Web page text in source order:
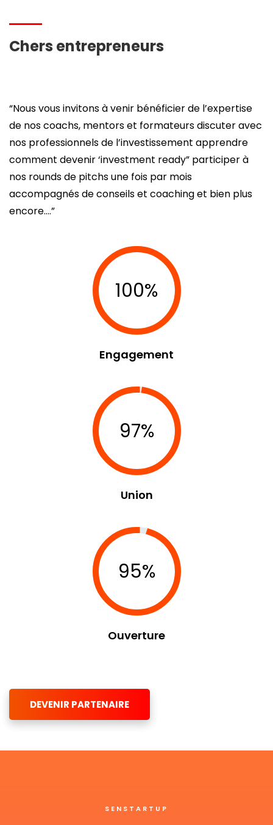
Chers entrepreneurs
“Nous vous invitons à venir bénéficier de l’expertise
de nos coachs, mentors et formateurs discuter avec
nos professionnels de l’investissement apprendre
comment devenir ‘investment ready” participer à
nos rounds de pitchs une fois par mois
accompagnés de conseils et coaching et bien plus
encore….”
100%
Engagement
97%
Union
95%
Ouverture
DEVENIR PARTENAIRE
SENSTARTUP